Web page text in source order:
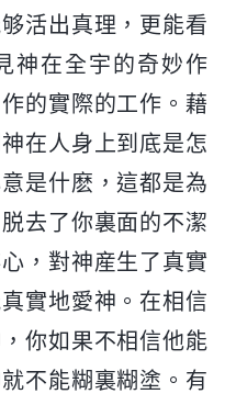
活出真理，更能看
神在全宇的奇妙作
的實際的工作。藉
在人身上到底是怎
是什麽，這都是為
去了你裏面的不潔
，對神産生了真實
實地愛神。在相信
你如果不相信他能
不能糊裏糊塗。有